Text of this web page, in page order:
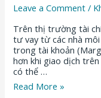
Leave a Comment /
Trên thị trường tài
tư vay từ các nhà
trong tài khoản
hơn khi giao dịch
có thể …
Read More »